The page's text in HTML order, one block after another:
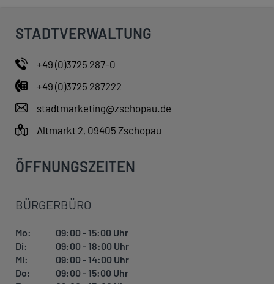
STADTVERWALTUNG
+49 (0)3725 287-0
+49 (0)3725 287222
stadtmarketing@zschopau.de
Altmarkt 2, 09405 Zschopau
ÖFFNUNGSZEITEN
BÜRGERBÜRO
Mo:
09:00 - 15:00 Uhr
Di:
09:00 - 18:00 Uhr
Mi:
09:00 - 14:00 Uhr
Do:
09:00 - 15:00 Uhr